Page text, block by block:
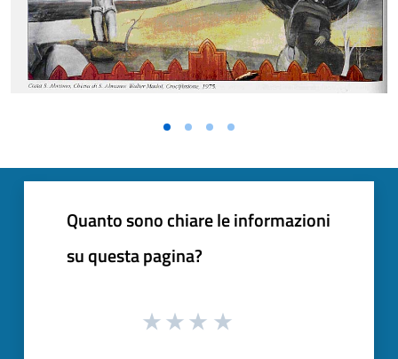
Vai alla slide 1
Vai alla slide 2
Vai alla slide 3
Vai alla slide 4
Quanto sono chiare le informazioni
su questa pagina?